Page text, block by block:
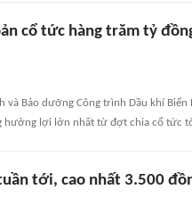
cổ tức hàng trăm tỷ
Bảo dưỡng Công trình Dầu khí Biển
hưởng lợi lớn nhất từ đợt chia cổ tức
tới, cao nhất 3.500